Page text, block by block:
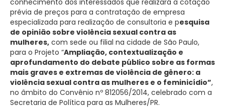
prévia de preços para a contratação de empresa
especializada para realização de consultoria e pesquisa
de opinião sobre violência sexual contra as
mulheres, com sede ou filial na cidade de São Paulo,
para o Projeto “Ampliação, contextualização e
aprofundamento do debate público sobre as formas
mais graves e extremas de violência de gênero: a
violência sexual contra as mulheres e o feminicídio”,
no âmbito do Convênio nº 812056/2014, celebrado com a
Secretaria de Política para as Mulheres/PR.